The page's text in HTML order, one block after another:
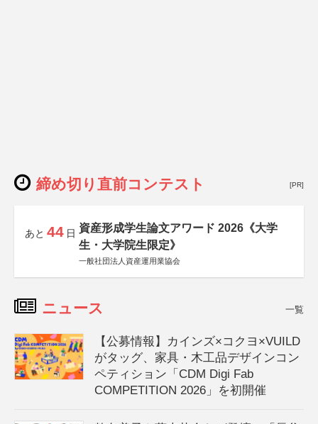
締め切り直前コンテスト [PR]
あと 44 日 資産形成学生論文アワード 2026《大学
生・大学院生限定》
一般社団法人資産運用業協会
ニュース 一覧
【公募情報】カインズ×コクヨ×VUILD
がタッグ、家具・木工品デザインコン
ペティション「CDM Digi Fab
COMPETITION 2026」を初開催